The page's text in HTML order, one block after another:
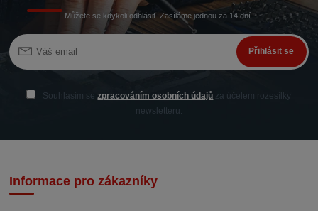
Můžete se kdykoli odhlásit. Zasíláme jednou za 14 dní.
Přihlásit se
Souhlasím sezpracováním osobních údajů za účelem rozesílky
newsletteru.
Informace pro zákazníky